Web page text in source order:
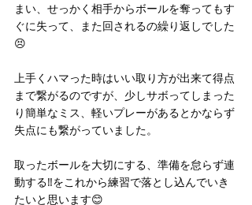
まい、せっかく相手からボールを奪ってもす
ぐに失って、また回されるの繰り返しでした
😣
上手くハマった時はいい取り方が出来て得点
まで繋がるのですが、少しサボってしまった
り簡単なミス、軽いプレーがあるとかならず
失点にも繋がっていました。
取ったボールを大切にする、準備を怠らず連
動する‼️をこれから練習で落とし込んでいき
たいと思います😊